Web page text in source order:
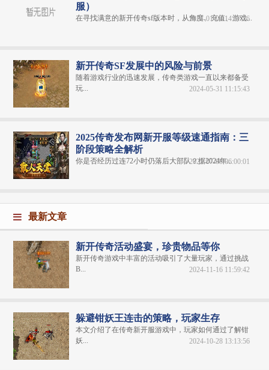
服）
在寻找满意的新开传奇sf版本时，从角度、充值、游戏...
2024-01-04 14:57:26
新开传奇SF发展中的风险与前景
随着游戏行业的迅速发展，传奇类游戏一直以来都备受
玩...
2024-05-31 11:15:43
2025传奇发布网新开服等级速通指南：三
阶段策略全解析
你是否经历过连72小时仍落后大部队？据2024年...
2025-07-08 06:00:01
最新文章
新开传奇活动盛宴，珍贵物品等你
新开传奇游戏中丰富的活动吸引了大量玩家，通过挑战
B...
2024-11-16 11:59:42
躲避钳妖王连击的策略，玩家生存
本文介绍了在传奇新开服游戏中，玩家如何通过了解钳
妖...
2024-10-28 13:13:56